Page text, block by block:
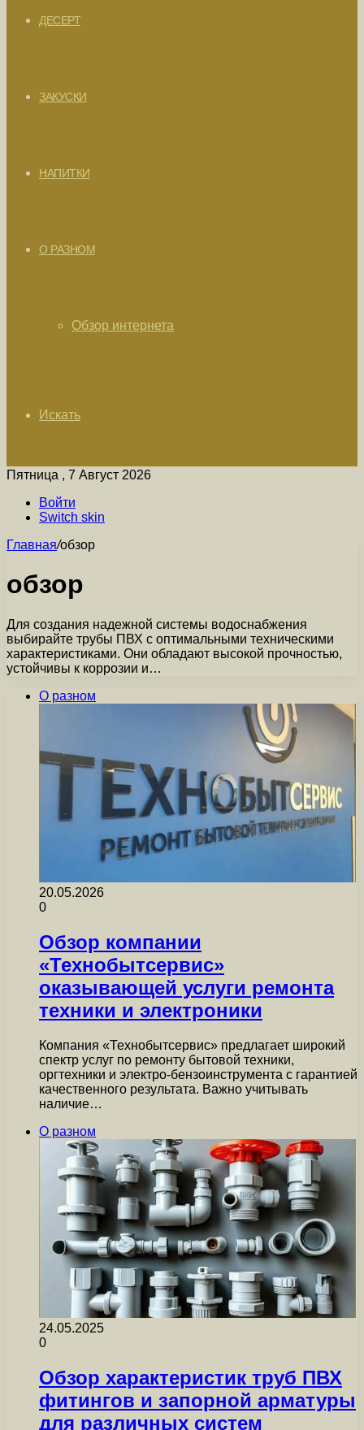
ДЕСЕРТ
ЗАКУСКИ
НАПИТКИ
О РАЗНОМ
Обзор интернета
Искать
Пятница , 7 Август 2026
Войти
Switch skin
Главная/обзор
обзор
Для создания надежной системы водоснабжения
выбирайте трубы ПВХ с оптимальными техническими
характеристиками. Они обладают высокой прочностью,
устойчивы к коррозии и…
О разном
20.05.2026
0
Обзор компании
«Технобытсервис»
оказывающей услуги ремонта
техники и электроники
Компания «Технобытсервис» предлагает широкий
спектр услуг по ремонту бытовой техники,
оргтехники и электро-бензоинструмента с гарантией
качественного результата. Важно учитывать
наличие…
О разном
24.05.2025
0
Обзор характеристик труб ПВХ
фитингов и запорной арматуры
для различных систем